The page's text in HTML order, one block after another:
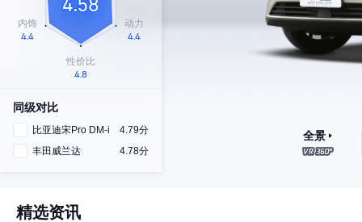
同级对比
比亚迪宋Pro DM-i
4.79分
丰田威兰达
4.78分
全景
精选资讯